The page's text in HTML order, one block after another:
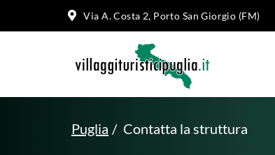
Via A. Costa 2, Porto San Giorgio (FM)
Puglia Contatta la struttura